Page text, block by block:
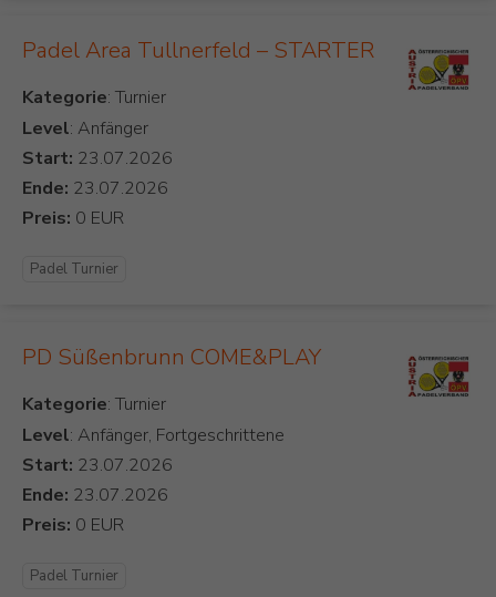
Padel Area Tullnerfeld – STARTER
Kategorie
Level: Anfänger
Start:
Ende:
Preis:
Padel Turnier
PD Süßenbrunn COME&PLAY
Kategorie
Level: Anfänger, Fortgeschrittene
Start:
Ende:
Preis:
Padel Turnier